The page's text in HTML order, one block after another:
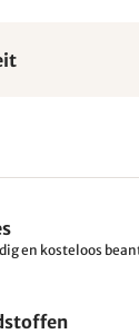
en kosteloos